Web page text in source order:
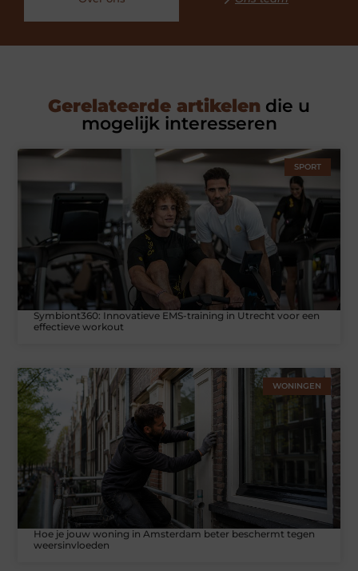
Gerelateerde artikelen die u
mogelijk interesseren
SPORT
Symbiont360: Innovatieve EMS-training in Utrecht voor een
effectieve workout
WONINGEN
Hoe je jouw woning in Amsterdam beter beschermt tegen
weersinvloeden